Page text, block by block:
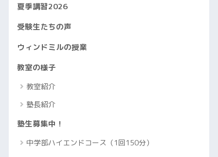
夏季講習2026
受験生たちの声
ウィンドミルの授業
教室の様子
教室紹介
塾長紹介
塾生募集中！
中学部ハイエンドコース（1回150分）